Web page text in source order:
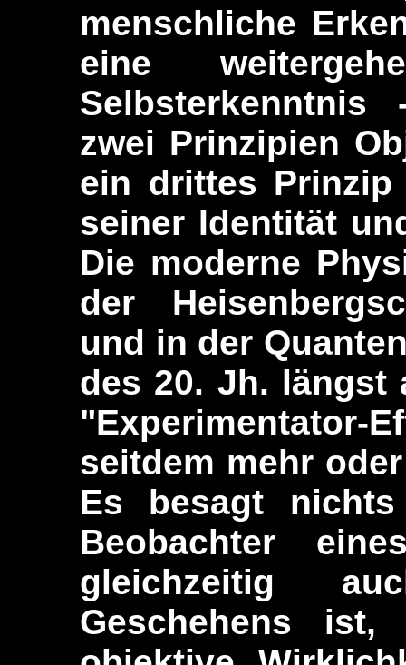
menschliche
eine
zwei Prinzipien
ein drittes
seiner Identität
Die moderne
der
und in der
des 20. Jh. längst
"Experimentator-
seitdem mehr
Es besagt
Beobachter
gleichzeitig
Geschehens